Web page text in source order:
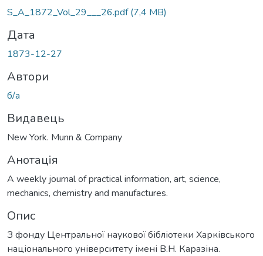
S_A_1872_Vol_29___26.pdf(7,4 MB)
Дата
1873-12-27
Автори
б/а
Видавець
New York. Munn & Company
Анотація
A weekly journal of practical information, art, science,
mechanics, chemistry and manufactures.
Опис
З фонду Центральної наукової бібліотеки Харківського
національного університету імені В.Н. Каразіна.